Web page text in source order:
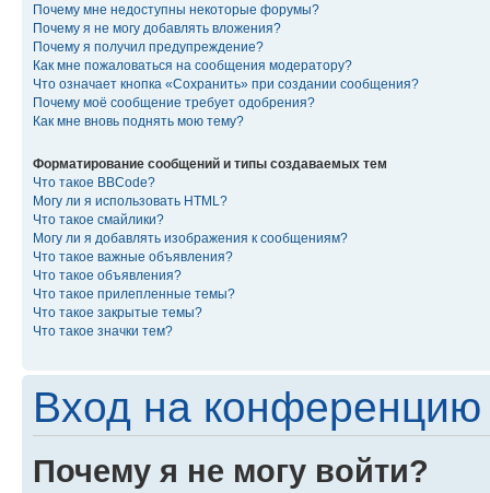
Почему мне недоступны некоторые форумы?
Почему я не могу добавлять вложения?
Почему я получил предупреждение?
Как мне пожаловаться на сообщения модератору?
Что означает кнопка «Сохранить» при создании сообщения?
Почему моё сообщение требует одобрения?
Как мне вновь поднять мою тему?
Форматирование сообщений и типы создаваемых тем
Что такое BBCode?
Могу ли я использовать HTML?
Что такое смайлики?
Могу ли я добавлять изображения к сообщениям?
Что такое важные объявления?
Что такое объявления?
Что такое прилепленные темы?
Что такое закрытые темы?
Что такое значки тем?
Вход на конференцию
Почему я не могу войти?